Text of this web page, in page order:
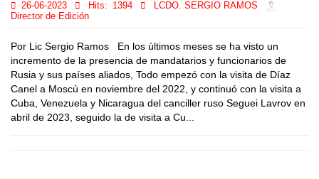
26-06-2023 Hits: 1394
LCDO. SERGIO RAMOS
Director de Edición
Por Lic Sergio Ramos En los últimos meses se ha visto un
incremento de la presencia de mandatarios y funcionarios de
Rusia y sus países aliados, Todo empezó con la visita de Díaz
Canel a Moscú en noviembre del 2022, y continuó con la visita a
Cuba, Venezuela y Nicaragua del canciller ruso Seguei Lavrov en
abril de 2023, seguido la de visita a Cu...